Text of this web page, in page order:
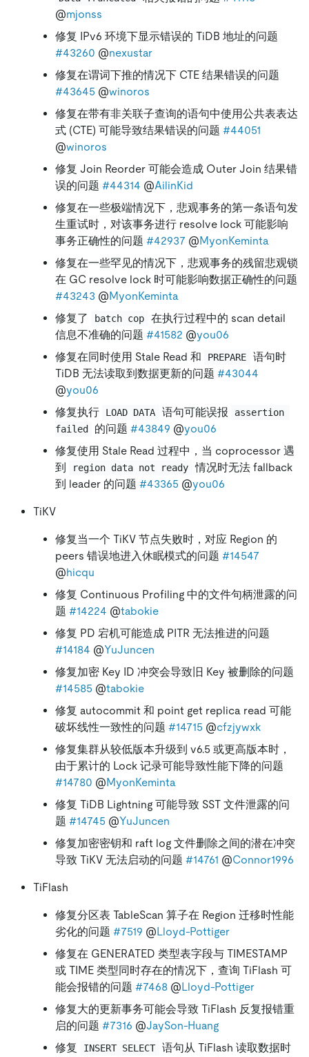
@mjonss
修复 IPv6 环境下显示错误的 TiDB 地址的问题
#43260 @nexustar
修复在谓词下推的情况下 CTE 结果错误的问题
#43645 @winoros
修复在带有非关联子查询的语句中使用公共表表达
式 (CTE) 可能导致结果错误的问题 #44051
@winoros
修复 Join Reorder 可能会造成 Outer Join 结果错
误的问题 #44314 @AilinKid
修复在一些极端情况下，悲观事务的第一条语句发
生重试时，对该事务进行 resolve lock 可能影响
事务正确性的问题 #42937 @MyonKeminta
修复在一些罕见的情况下，悲观事务的残留悲观锁
在 GC resolve lock 时可能影响数据正确性的问题
#43243 @MyonKeminta
修复了
batch cop
在执行过程中的 scan detail
信息不准确的问题 #41582 @you06
修复在同时使用 Stale Read 和
PREPARE
语句时
TiDB 无法读取到数据更新的问题 #43044
@you06
修复执行
LOAD DATA 语句可能误报
assertion
failed
的问题#43849 @you06
修复使用 Stale Read 过程中，当 coprocessor 遇
到
region data not ready 情况时无法 fallback
到 leader 的问题 #43365 @you06
TiKV
修复当一个 TiKV 节点失败时，对应 Region 的
peers 错误地进入休眠模式的问题 #14547
@hicqu
修复 Continuous Profiling 中的文件句柄泄露的问
题 #14224 @tabokie
修复 PD 宕机可能造成 PITR 无法推进的问题
#14184 @YuJuncen
修复加密 Key ID 冲突会导致旧 Key 被删除的问题
#14585 @tabokie
修复 autocommit 和 point get replica read 可能
破坏线性一致性的问题 #14715 @cfzjywxk
修复集群从较低版本升级到 v6.5 或更高版本时，
由于累计的 Lock 记录可能导致性能下降的问题
#14780 @MyonKeminta
修复 TiDB Lightning 可能导致 SST 文件泄露的问
题 #14745 @YuJuncen
修复加密密钥和 raft log 文件删除之间的潜在冲突
导致 TiKV 无法启动的问题 #14761 @Connor1996
TiFlash
修复分区表 TableScan 算子在 Region 迁移时性能
劣化的问题 #7519 @Lloyd-Pottiger
修复在 GENERATED 类型表字段与 TIMESTAMP
或 TIME 类型同时存在的情况下，查询 TiFlash 可
能会报错的问题 #7468 @Lloyd-Pottiger
修复大的更新事务可能会导致 TiFlash 反复报错重
启的问题 #7316 @JaySon-Huang
修复
INSERT SELECT 语句从 TiFlash 读取数据时